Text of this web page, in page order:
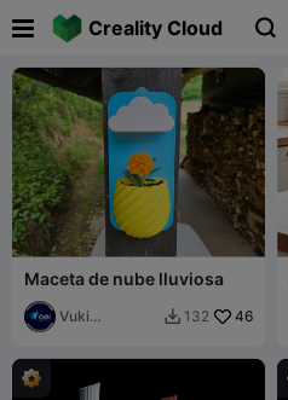
Creality Cloud 
Maceta de nube lluviosa
Vuki
 132 46